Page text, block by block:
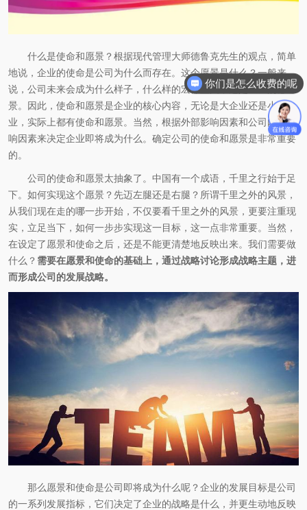
什么是使命和愿景？根据现代管理大师德鲁克先生的观点，简单
地说，企业的使命是公司为什么而存在。这个愿景是什么？一般来
说，公司未来会成为什么样子，什么样的宏伟蓝图，这是企业的愿
景。因此，使命和愿景是企业的核心内容，无论是大企业还是小企
业，实际上都有使命和愿景。当然，根据外部影响因素和公司内部影
响因素来决定企业即将成为什么。确定公司的使命和愿景是非常重要
的。
公司的使命和愿景太抽象了。中国有一个成语，千里之行始于足
下。如何实现这个愿景？先迈左腿还是右腿？所谓千里之外的风景，
从我们现在走的哪一步开始，不仅要看千里之外的风景，更要注重现
实，立足当下，如何一步步实现这一目标，这一点非常重要。当然，
在设定了愿景和使命之后，还是不能更清楚地反映出来。我们需要做
什么？ 需要在愿景和使命的基础上，通过战略讨论形成战略主题，进
而形成公司的发展战略。
那么愿景和使命是公司即将成为什么呢？企业的发展目标是公司
的一系列发展指标，它们决定了企业的战略是什么，并更生动地反映
你们是怎么收费的呢